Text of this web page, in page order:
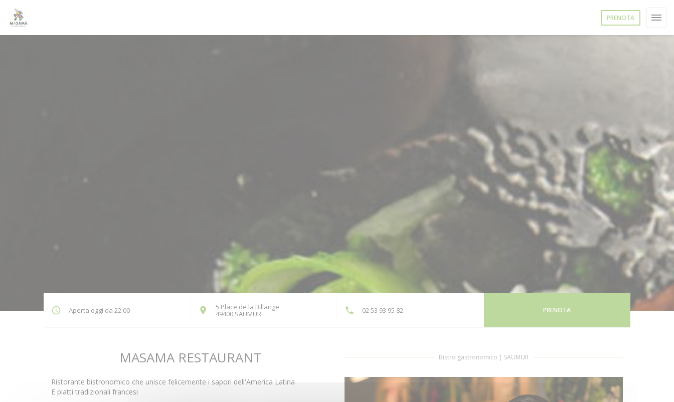
PRENOTA
Aperta oggi da 22:00 5 Place de la Billange
49400 SAUMUR((apre una nuova finestra)) 02 53 93 95 82 PRENOTA
MASAMA RESTAURANT Bistro gastronomico | SAUMUR
Ristorante bistronomico che unisce felicemente i sapori dell'America Latina
E piatti tradizionali francesi